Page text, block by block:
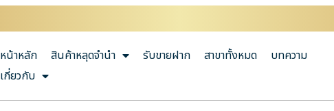
หน้าหลัก สินค้าหลุดจำนำ รับขายฝาก สาขาทั้งหมด
บทความ
เกี่ยวกับ